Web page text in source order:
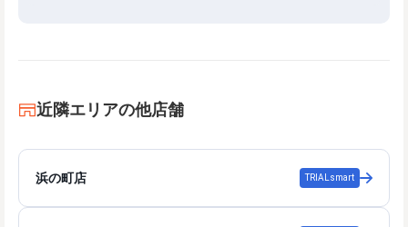
近隣エリアの他店舗
浜の町店 TRIALsmart